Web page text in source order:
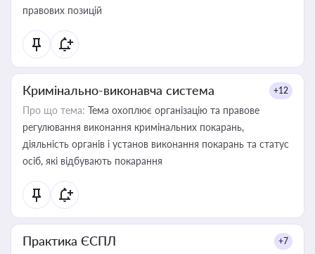
правових позицій
Кримінально-виконавча система +12
Про що тема: Тема охоплює організацію та правове
регулювання виконання кримінальних покарань,
діяльність органів і установ виконання покарань та статус
осіб, які відбувають покарання
Практика ЄСПЛ +7